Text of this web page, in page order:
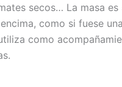
secos… La masa es
como si fuese
como